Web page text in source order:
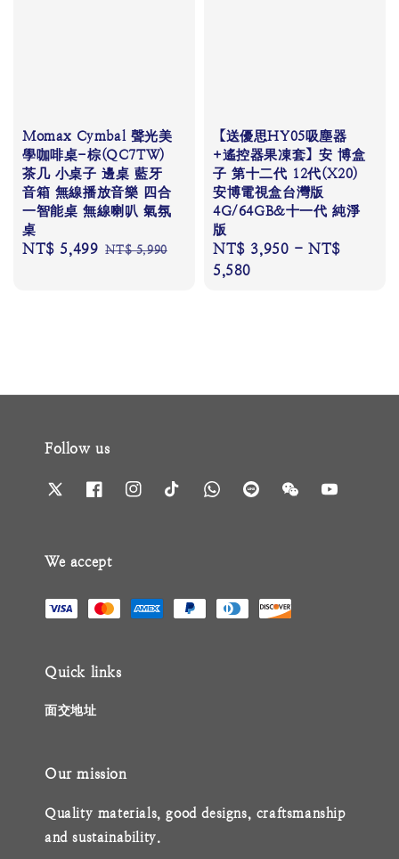
Momax Cymbal 聲光美
學咖啡桌-棕(QC7TW)
茶几 小桌子 邊桌 藍牙
音箱 無線播放音樂 四合
一智能桌 無線喇叭 氣氛
桌
Sale
NT$ 5,499 Regular
NT$ 5,990
【送優思HY05吸塵器
+遙控器果凍套】安 博盒
子 第十二代 12代(X20)
安博電視盒台灣版
4G/64GB&十一代 純淨
版
Regular
price
NT$ 3,950 -NT$
5,580
Follow us
We accept
Quick links
面交地址
Our mission
Quality materials, good designs, craftsmanship
and sustainability.